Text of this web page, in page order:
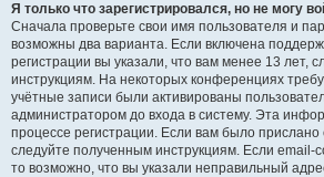
Я только что зарегистрировался, но не могу
Сначала проверьте свои имя пользователя и
возможны два варианта. Если включена
регистрации вы указали, что вам менее 13 лет,
инструкциям. На некоторых конференциях
учётные записи были активированы
администратором до входа в систему. Эта
процессе регистрации. Если вам было
следуйте полученным инструкциям. Если email-
то возможно, что вы указали неправильный